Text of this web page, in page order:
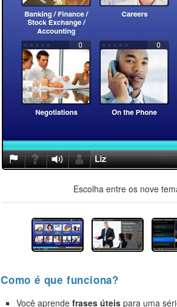
Escolha entre os nove
Como é que funciona?
Você aprende frases úteis para uma